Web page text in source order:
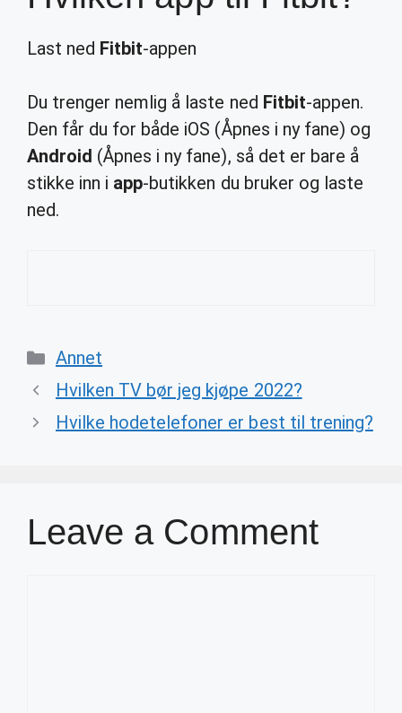
Last ned Fitbit-appen
Du trenger nemlig å laste ned Fitbit-appen.
Den får du for både iOS (Åpnes i ny fane) og
Android (Åpnes i ny fane), så det er bare å
stikke inn i app-butikken du bruker og laste
ned.
Categories
Annet
Hvilken TV bør jeg kjøpe 2022?
Hvilke hodetelefoner er best til trening?
Leave a Comment